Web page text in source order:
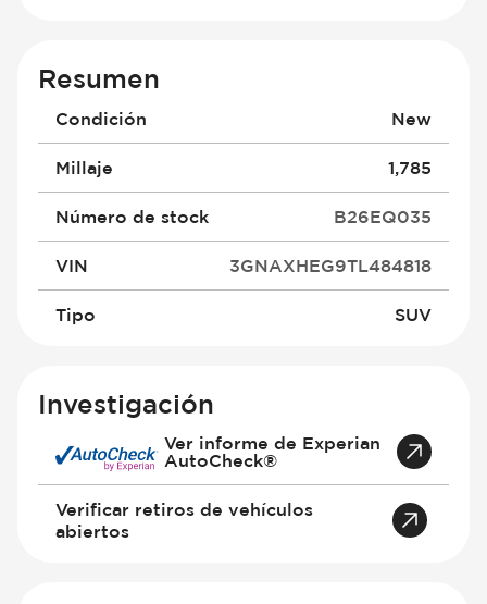
Resumen
Condición New
Millaje 1,785
Número de stock B26EQ035
VIN 3GNAXHEG9TL484818
Tipo SUV
Investigación
Ver informe de Experian
AutoCheck®
Verificar retiros de vehículos
abiertos